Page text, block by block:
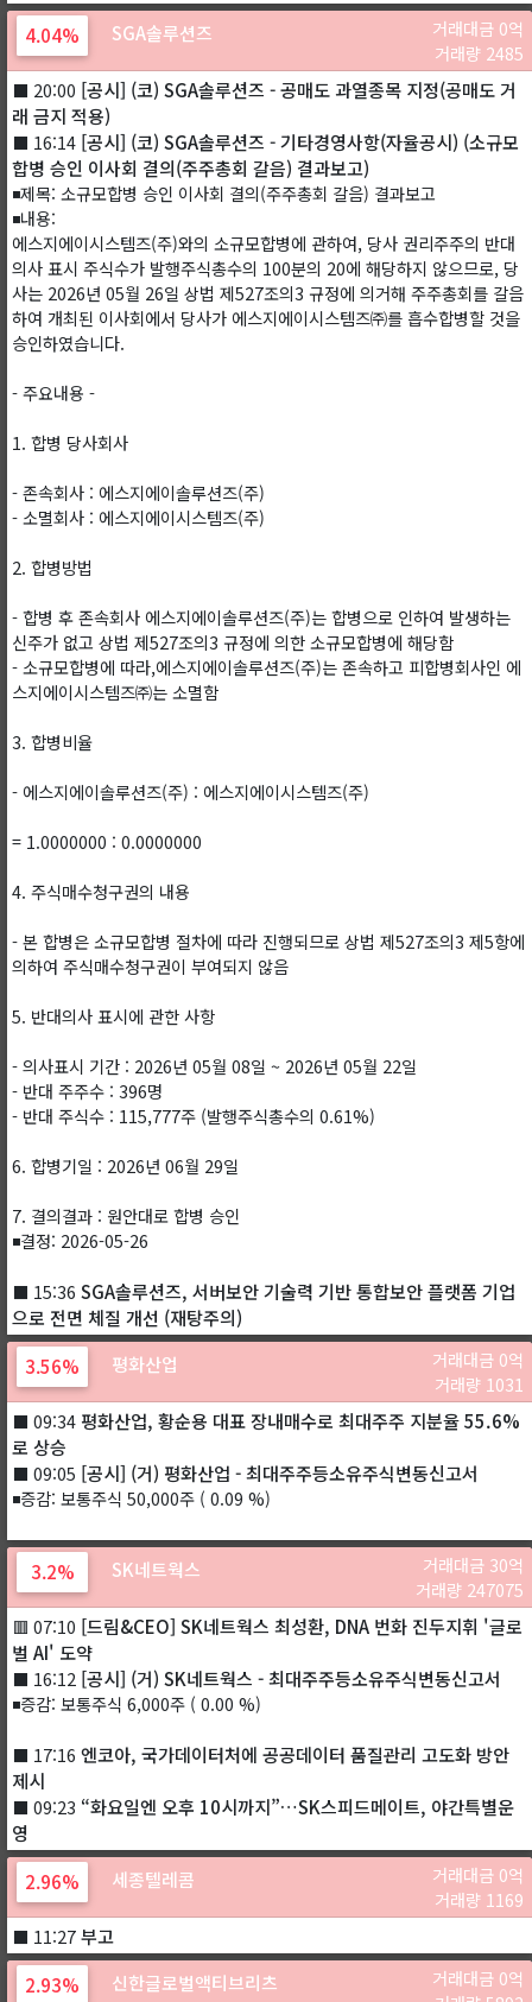
4.04% SGA솔루션즈
거래대금 0억
거래량 2485
⬛ 20:00 [공시] (코) SGA솔루션즈 - 공매도 과열종목 지정(공매도 거
래 금지 적용)
⬛ 16:14 [공시] (코) SGA솔루션즈 - 기타경영사항(자율공시) (소규모
합병 승인 이사회 결의(주주총회 갈음) 결과보고)
◾제목: 소규모합병 승인 이사회 결의(주주총회 갈음) 결과보고
◾내용:
에스지에이시스템즈(주)와의 소규모합병에 관하여, 당사 권리주주의 반대
의사 표시 주식수가 발행주식총수의 100분의 20에 해당하지 않으므로, 당
사는 2026년 05월 26일 상법 제527조의3 규정에 의거해 주주총회를 갈음
하여 개최된 이사회에서 당사가 에스지에이시스템즈㈜를 흡수합병할 것을
승인하였습니다.
- 주요내용 -
1. 합병 당사회사
- 존속회사 : 에스지에이솔루션즈(주)
- 소멸회사 : 에스지에이시스템즈(주)
2. 합병방법
- 합병 후 존속회사 에스지에이솔루션즈(주)는 합병으로 인하여 발생하는
신주가 없고 상법 제527조의3 규정에 의한 소규모합병에 해당함
- 소규모합병에 따라,에스지에이솔루션즈(주)는 존속하고 피합병회사인 에
스지에이시스템즈㈜는 소멸함
3. 합병비율
- 에스지에이솔루션즈(주) : 에스지에이시스템즈(주)
= 1.0000000 : 0.0000000
4. 주식매수청구권의 내용
- 본 합병은 소규모합병 절차에 따라 진행되므로 상법 제527조의3 제5항에
의하여 주식매수청구권이 부여되지 않음
5. 반대의사 표시에 관한 사항
- 의사표시 기간 : 2026년 05월 08일 ~ 2026년 05월 22일
- 반대 주주수 : 396명
- 반대 주식수 : 115,777주 (발행주식총수의 0.61%)
6. 합병기일 : 2026년 06월 29일
7. 결의결과 : 원안대로 합병 승인
◾결정: 2026-05-26
⬛ 15:36 SGA솔루션즈, 서버보안 기술력 기반 통합보안 플랫폼 기업
으로 전면 체질 개선 (재탕주의)
3.56% 평화산업
거래대금 0억
거래량 1031
⬛ 09:34 평화산업, 황순용 대표 장내매수로 최대주주 지분율 55.6%
로 상승
⬛ 09:05 [공시] (거) 평화산업 - 최대주주등소유주식변동신고서
◾증감: 보통주식 50,000주 ( 0.09 %)
3.2% SK네트웍스
거래대금 30억
거래량 247075
🟥 07:10 [드림&CEO] SK네트웍스 최성환, DNA 번화 진두지휘 '글로
벌 AI' 도약
⬛ 16:12 [공시] (거) SK네트웍스 - 최대주주등소유주식변동신고서
◾증감: 보통주식 6,000주 ( 0.00 %)
⬛ 17:16 엔코아, 국가데이터처에 공공데이터 품질관리 고도화 방안
제시
⬛ 09:23 “화요일엔 오후 10시까지”…SK스피드메이트, 야간특별운
영
2.96% 세종텔레콤
거래대금 0억
거래량 1169
⬛ 11:27부고
2.93% 신한글로벌액티브리츠
거래대금 0억